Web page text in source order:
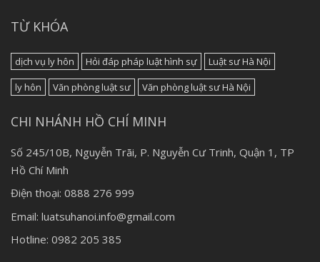
TỪ KHÓA
dịch vụ ly hôn Hỏi đáp pháp luật hình sự
Luật sư Hà Nội
ly hôn
Văn phòng luật sư Văn phòng luật sư Hà Nội
CHI NHÁNH HỒ CHÍ MINH
Số 245/10B, Nguyễn Trãi, P. Nguyễn Cư Trinh, Quận 1, TP
Hồ Chí Minh
Điện thoại: 0888 276 999
Email: luatsuhanoi.info@gmail.com
Hotline: 0982 205 385